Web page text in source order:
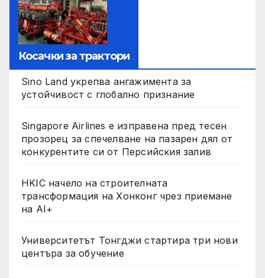
Косачки за трактори
Sino Land укрепва ангажимента за
устойчивост с глобално признание
Singapore Airlines е изправена пред тесен
прозорец за спечелване на пазарен дял от
конкурентите си от Персийския залив
HKIC начело на строителната
трансформация на Хонконг чрез приемане
на AI+
Университетът Тонгджи стартира три нови
центъра за обучение